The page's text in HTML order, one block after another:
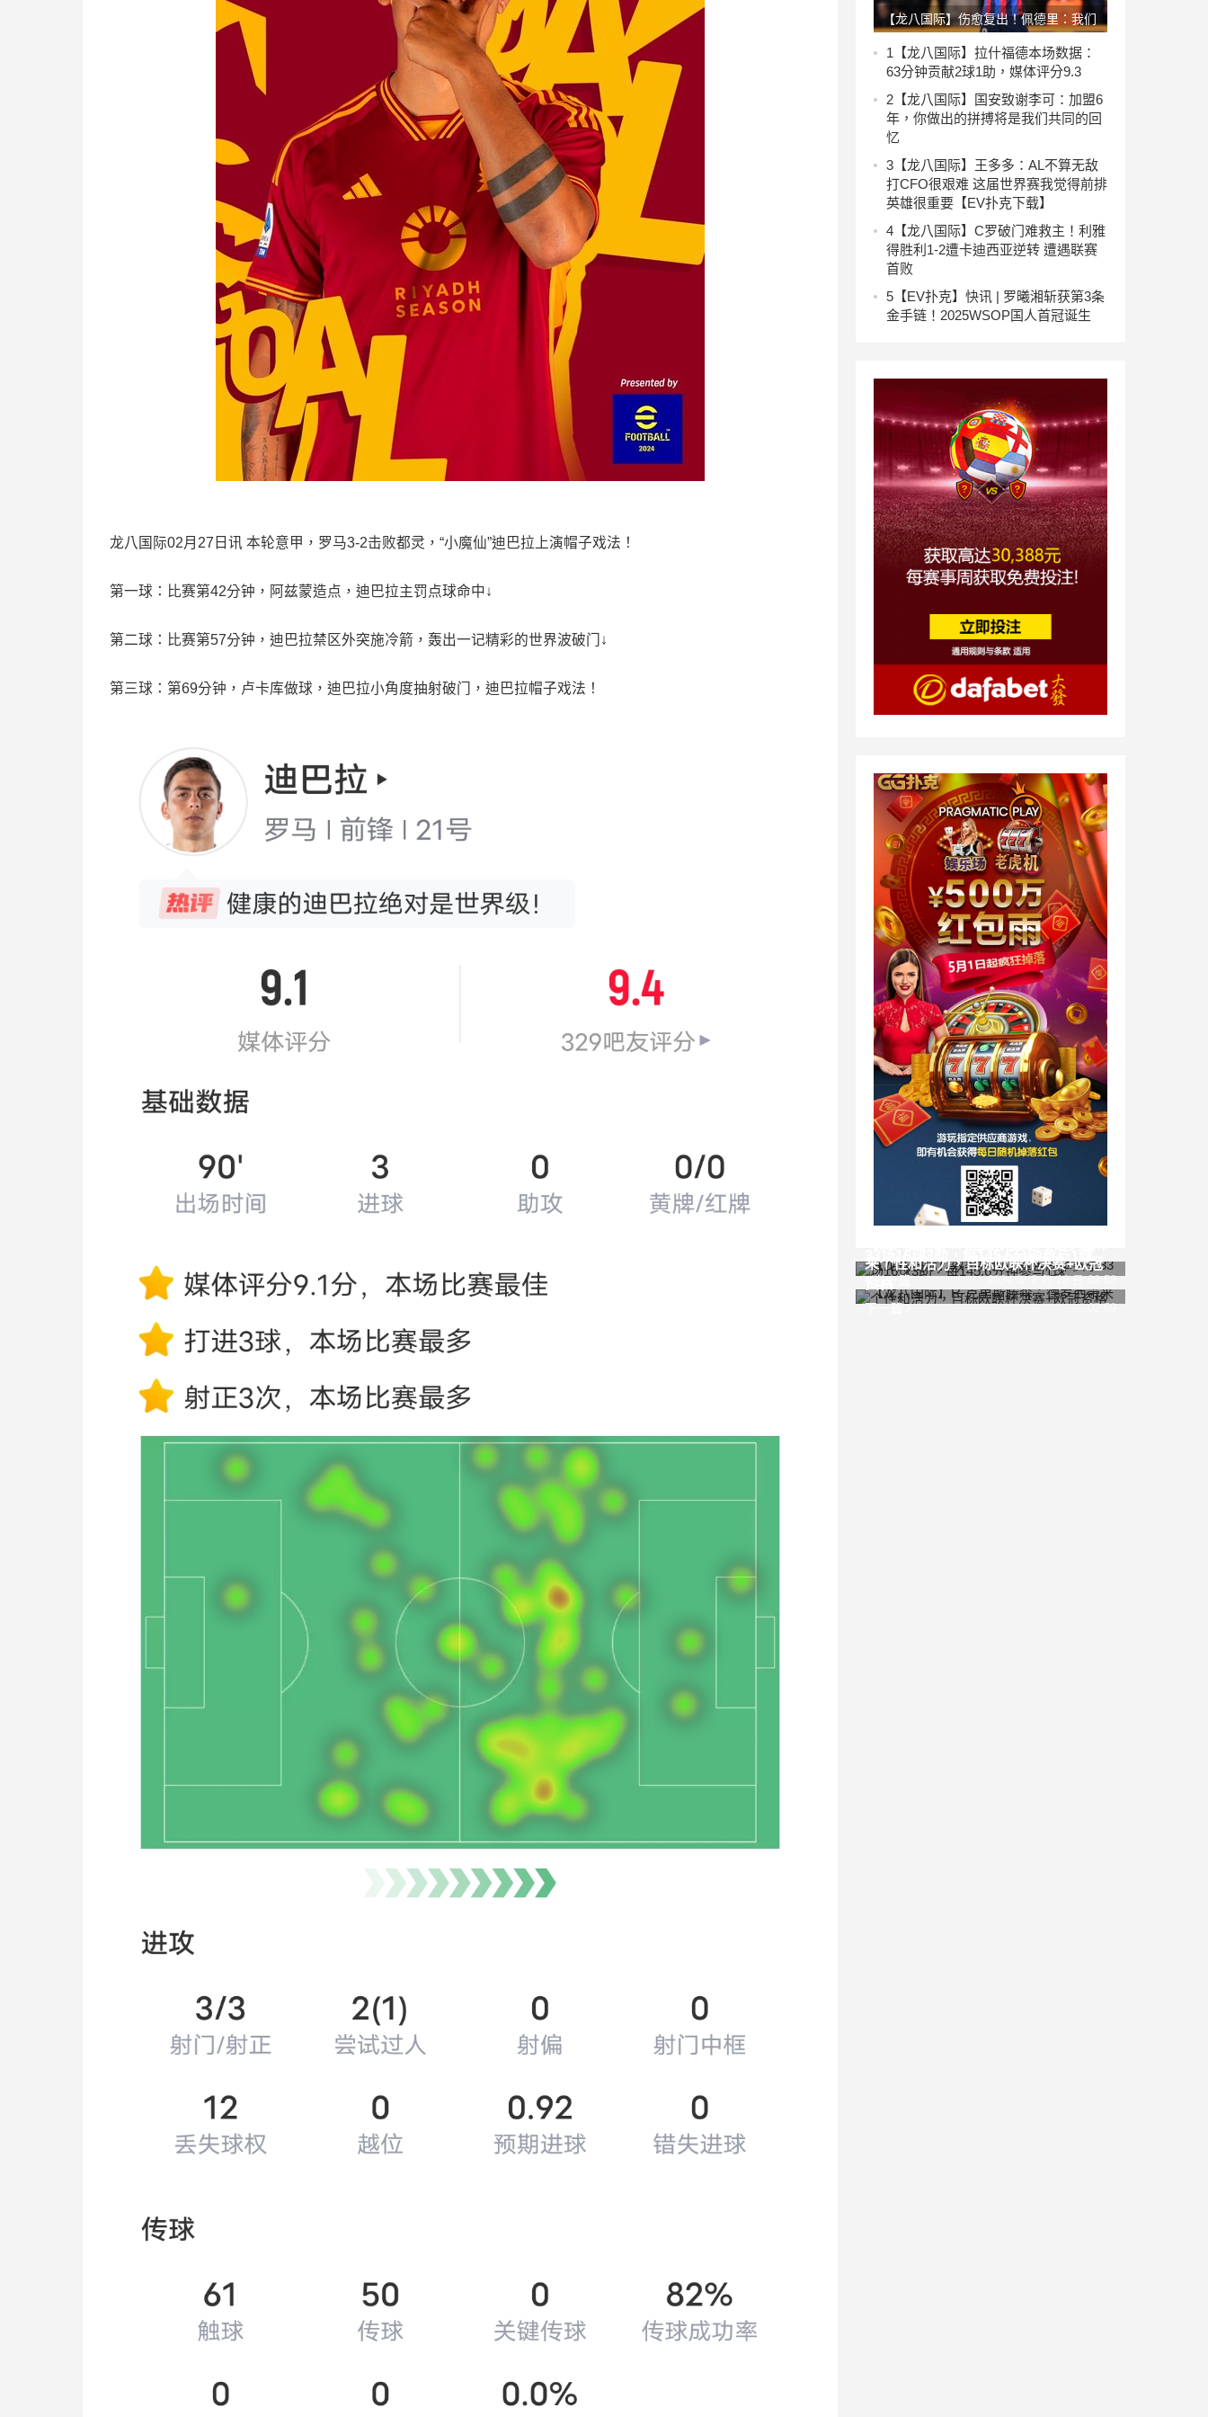
龙八国际02月27日讯 本轮意甲，罗马3-2击败都灵，“小魔仙”迪巴拉上演帽子戏法！
第一球：比赛第42分钟，阿兹蒙造点，迪巴拉主罚点球命中↓
第二球： 比赛第57分钟，迪巴拉禁区外突施冷箭，轰出一记精彩的世界波破门↓
第三球：第69分钟， 卢卡库做球，迪巴拉小角度抽射破门，迪巴拉帽子戏法！
【龙八国际】伤愈复出！佩德里：我们
必须三分接着三分 我得尽快进入比赛
节奏
1 【龙八国际】拉什福德本场数据：
63分钟贡献2球1助，媒体评分9.3
2 【龙八国际】国安致谢李可：加盟6
年，你做出的拼搏将是我们共同的回
忆
3 【龙八国际】王多多：AL不算无敌
打CFO很艰难 这届世界赛我觉得前排
英雄很重要【EV扑克下载】
4 【龙八国际】C罗破门难救主！利雅
得胜利1-2遭卡迪西亚逆转 遭遇联赛
首败
5 【EV扑克】快讯 | 罗曦湘斩获第3条
金手链！2025WSOP国人首冠诞生
上一篇 2024 年 2 月 28 日 02:53
下一篇
来个性和活力，目标欧联杯决赛+欧冠
02:59